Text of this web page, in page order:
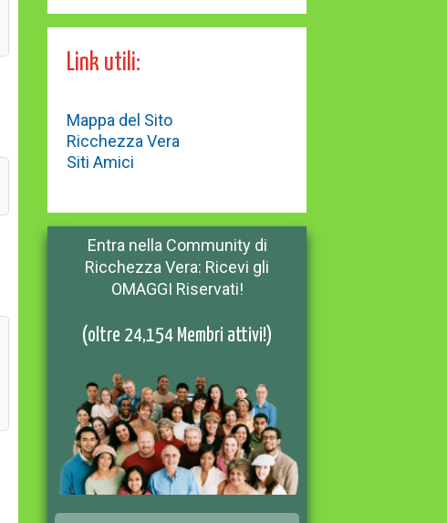
Link utili:
Mappa del Sito
Ricchezza Vera
Siti Amici
Entra nella Community di
Ricchezza Vera: Ricevi gli
OMAGGI Riservati!
(oltre 24,154 Membri attivi!)